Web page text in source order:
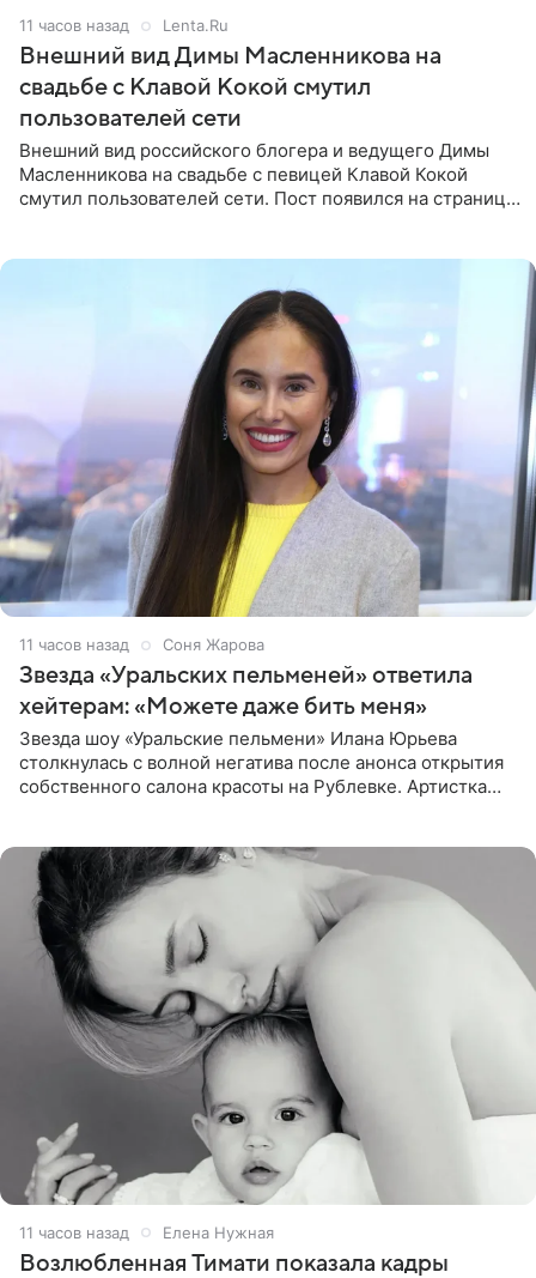
11 часов назад Lenta.Ru
Внешний вид Димы Масленникова на
свадьбе с Клавой Кокой смутил
пользователей сети
Внешний вид российского блогера и ведущего Димы
Масленникова на свадьбе с певицей Клавой Кокой
смутил пользователей сети. Пост появился на странице
11 часов назад Соня Жарова
Звезда «Уральских пельменей» ответила
хейтерам: «Можете даже бить меня»
Звезда шоу «Уральские пельмени» Илана Юрьева
столкнулась с волной негатива после анонса открытия
собственного салона красоты на Рублевке. Артистка
11 часов назад Елена Нужная
Возлюбленная Тимати показала кадры